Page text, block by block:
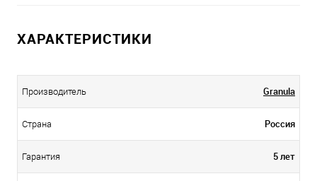
ХАРАКТЕРИСТИКИ
Производитель Granula
Страна Россия
Гарантия 5 лет